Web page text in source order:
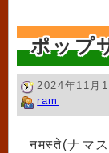
ポップ
2024年11月
ram
नमस्ते(ナマ